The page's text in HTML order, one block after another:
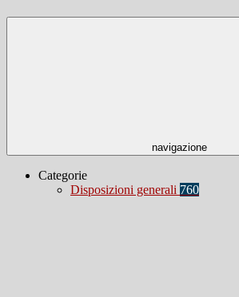
navigazione
Categorie
Disposizioni generali 760